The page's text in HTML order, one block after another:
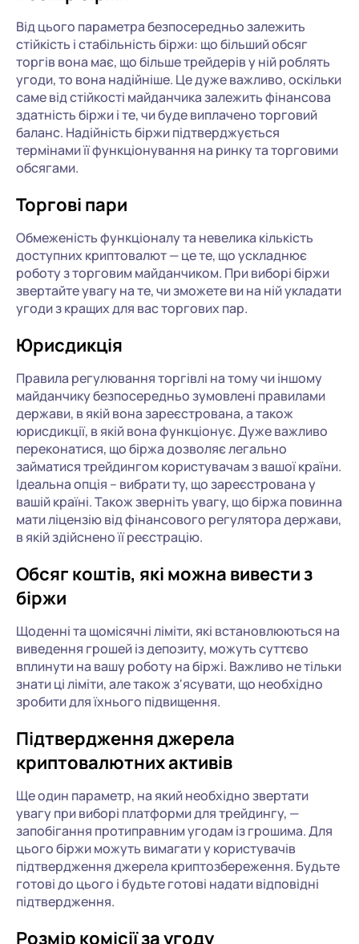
Від цього параметра безпосередньо залежить
стійкість і стабільність біржи: що більший обсяг
торгів вона має, що більше трейдерів у ній роблять
угоди, то вона надійніше. Це дуже важливо, оскільки
саме від стійкості майданчика залежить фінансова
здатність біржи і те, чи буде виплачено торговий
баланс. Надійність біржи підтверджується
термінами її функціонування на ринку та торговими
обсягами.
Торгові пари
Обмеженість функціоналу та невелика кількість
доступних криптовалют — це те, що ускладнює
роботу з торговим майданчиком. При виборі біржи
звертайте увагу на те, чи зможете ви на ній укладати
угоди з кращих для вас торгових пар.
Юрисдикція
Правила регулювання торгівлі на тому чи іншому
майданчику безпосередньо зумовлені правилами
держави, в якій вона зареєстрована, а також
юрисдикції, в якій вона функціонує. Дуже важливо
переконатися, що біржа дозволяє легально
займатися трейдингом користувачам з вашої країни.
Ідеальна опція – вибрати ту, що зареєстрована у
вашій країні. Також зверніть увагу, що біржа повинна
мати ліцензію від фінансового регулятора держави,
в якій здійснено її реєстрацію.
Обсяг коштів, які можна вивести з
біржи
Щоденні та щомісячні ліміти, які встановлюються на
виведення грошей із депозиту, можуть суттєво
вплинути на вашу роботу на біржі. Важливо не тільки
знати ці ліміти, але також з'ясувати, що необхідно
зробити для їхнього підвищення.
Підтвердження джерела
криптовалютних активів
Ще один параметр, на який необхідно звертати
увагу при виборі платформи для трейдингу, —
запобігання протиправним угодам із грошима. Для
цього біржи можуть вимагати у користувачів
підтвердження джерела криптозбереження. Будьте
готові до цього і будьте готові надати відповідні
підтвердження.
Розмір комісії за угоду